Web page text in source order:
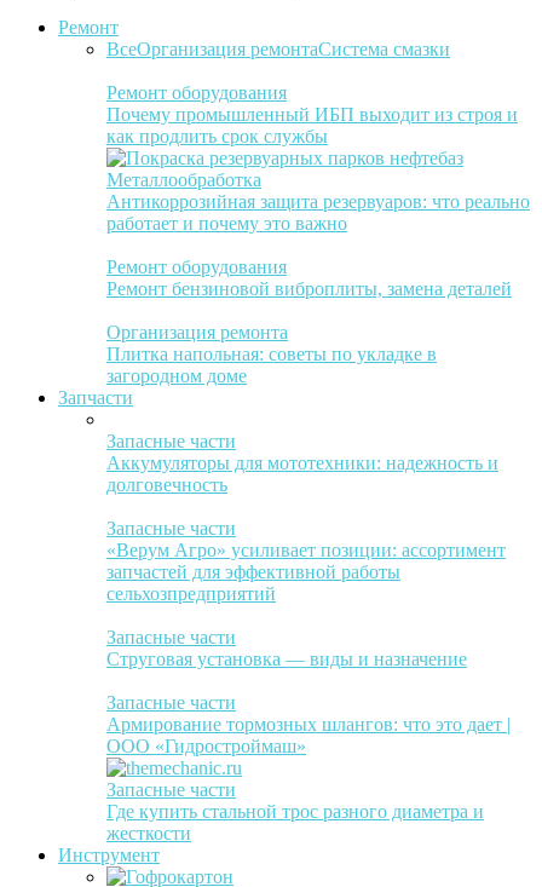
Ремонт
ВсеОрганизация ремонтаСистема смазки
Ремонт оборудования
Почему промышленный ИБП выходит из строя и
как продлить срок службы
Металлообработка
Антикоррозийная защита резервуаров: что реально
работает и почему это важно
Ремонт оборудования
Ремонт бензиновой виброплиты, замена деталей
Организация ремонта
Плитка напольная: советы по укладке в
загородном доме
Запчасти
Запасные части
Аккумуляторы для мототехники: надежность и
долговечность
Запасные части
«Верум Агро» усиливает позиции: ассортимент
запчастей для эффективной работы
сельхозпредприятий
Запасные части
Струговая установка — виды и назначение
Запасные части
Армирование тормозных шлангов: что это дает |
ООО «Гидростроймаш»
Запасные части
Где купить стальной трос разного диаметра и
жесткости
Инструмент